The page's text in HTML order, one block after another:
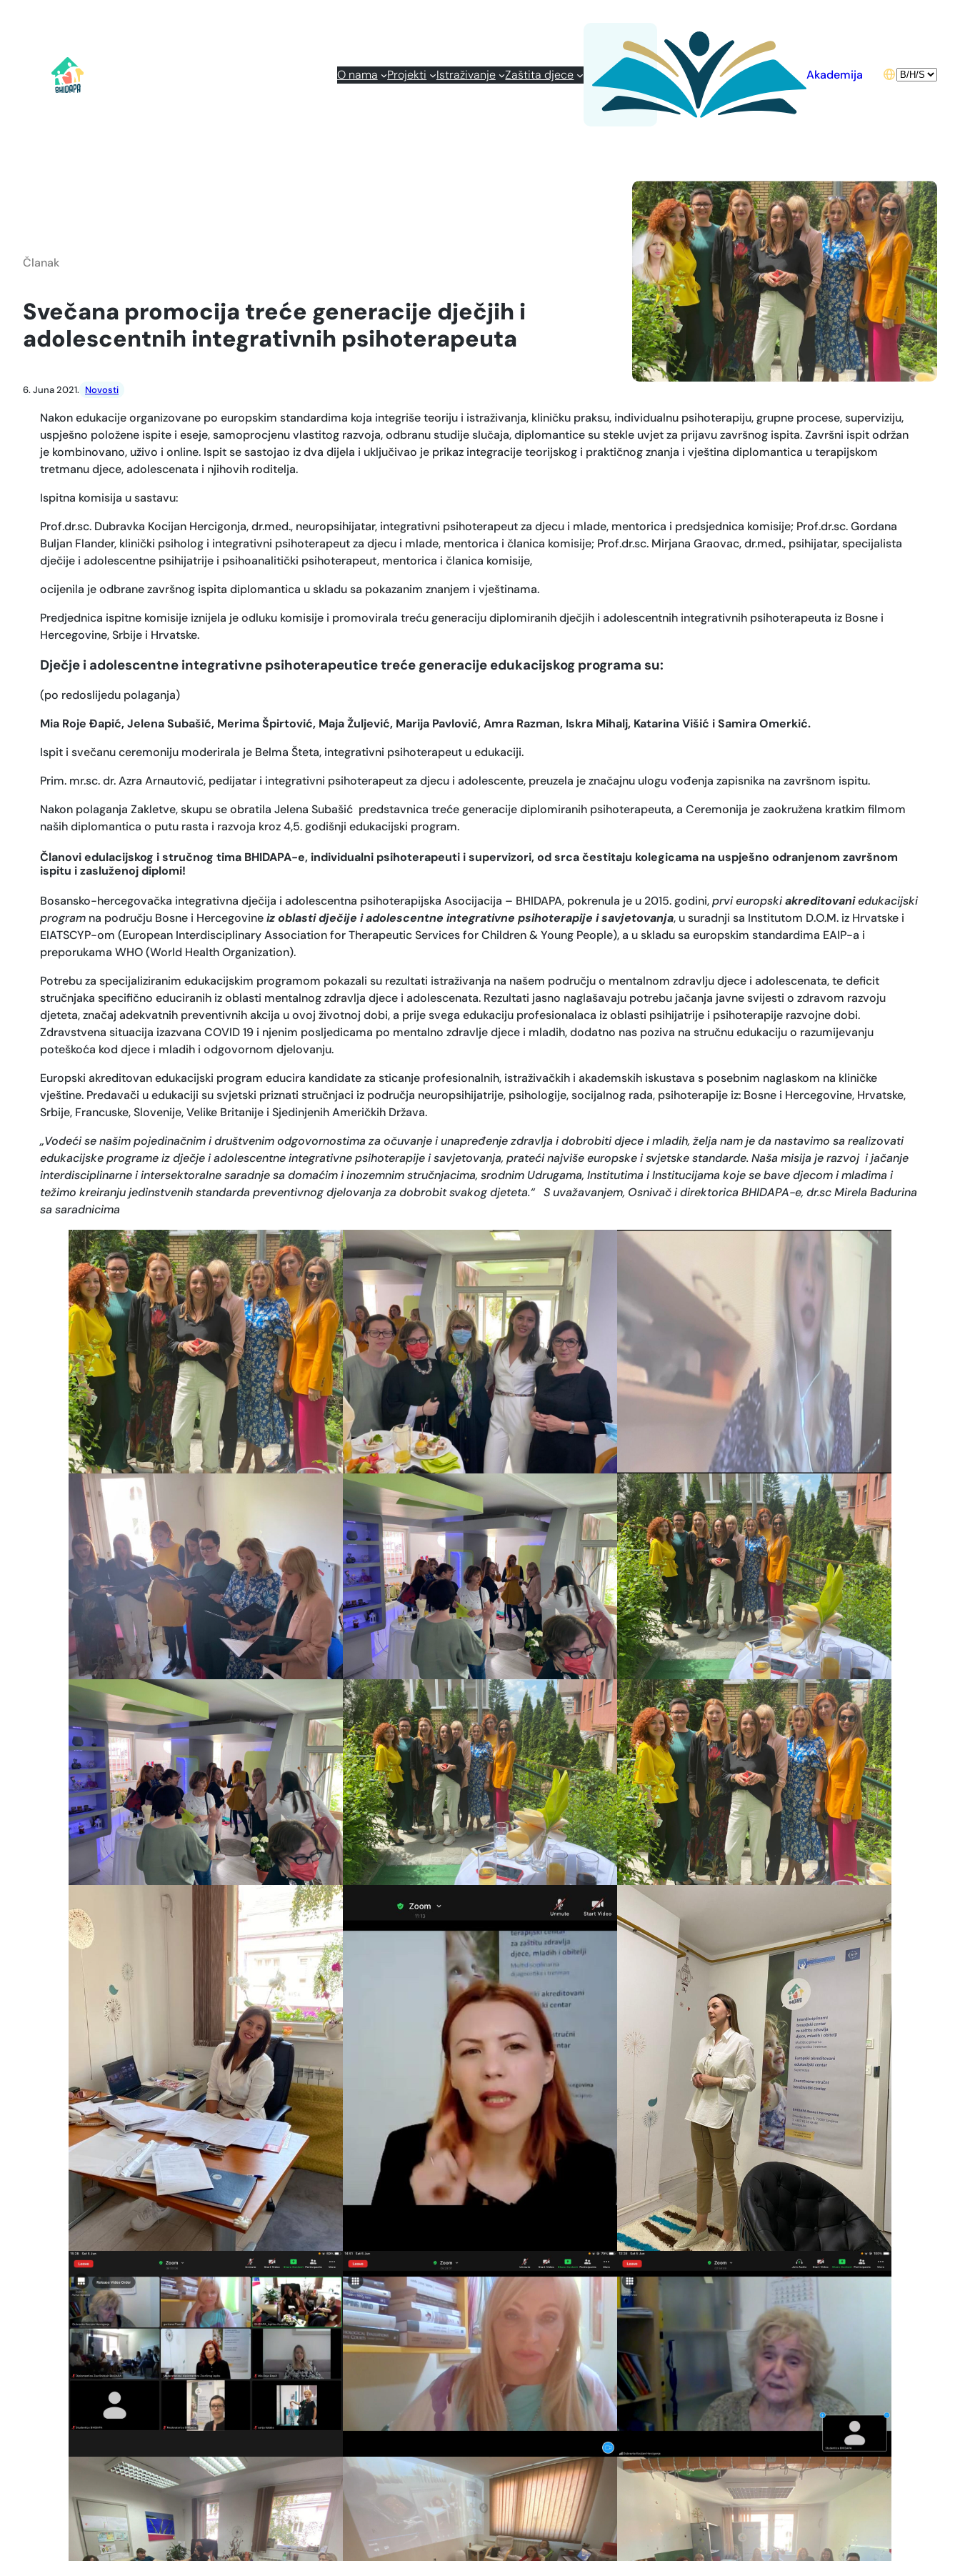
O nama
Projekti Istraživanje Zaštita djece Akademija Choose
a
Članak
Svečana promocija treće generacije dječjih i
adolescentnih integrativnih psihoterapeuta
6. Juna 2021. Novosti
Nakon edukacije organizovane po europskim standardima koja integriše teoriju i istraživanja, kliničku praksu, individualnu psihoterapiju, grupne procese, superviziju,
uspješno položene ispite i eseje, samoprocjenu vlastitog razvoja, odbranu studije slučaja, diplomantice su stekle uvjet za prijavu završnog ispita. Završni ispit održan
je kombinovano, uživo i online. Ispit se sastojao iz dva dijela i uključivao je prikaz integracije teorijskog i praktičnog znanja i vještina diplomantica u terapijskom
tretmanu djece, adolescenata i njihovih roditelja.
Ispitna komisija u sastavu:
Prof.dr.sc. Dubravka Kocijan Hercigonja, dr.med., neuropsihijatar, integrativni psihoterapeut za djecu i mlade, mentorica i predsjednica komisije; Prof.dr.sc. Gordana
Buljan Flander, klinički psiholog i integrativni psihoterapeut za djecu i mlade, mentorica i članica komisije; Prof.dr.sc. Mirjana Graovac, dr.med., psihijatar, specijalista
dječije i adolescentne psihijatrije i psihoanalitički psihoterapeut, mentorica i članica komisije,
ocijenila je odbrane završnog ispita diplomantica u skladu sa pokazanim znanjem i vještinama.
Predjednica ispitne komisije iznijela je odluku komisije i promovirala treću generaciju diplomiranih dječjih i adolescentnih integrativnih psihoterapeuta iz Bosne i
Hercegovine, Srbije i Hrvatske.
Dječje i adolescentne integrativne psihoterapeutice treće generacije edukacijskog programa su:
(po redoslijedu polaganja)
Mia Roje Đapić, Jelena Subašić, Merima Špirtović, Maja Žuljević, Marija Pavlović, Amra Razman, Iskra Mihalj, Katarina Višić i Samira Omerkić.
Ispit i svečanu ceremoniju moderirala je Belma Šteta, integrativni psihoterapeut u edukaciji.
Prim. mr.sc. dr. Azra Arnautović, pedijatar i integrativni psihoterapeut za djecu i adolescente, preuzela je značajnu ulogu vođenja zapisnika na završnom ispitu.
Nakon polaganja Zakletve, skupu se obratila Jelena Subašić predstavnica treće generacije diplomiranih psihoterapeuta, a Ceremonija je zaokružena kratkim filmom
naših diplomantica o putu rasta i razvoja kroz 4,5. godišnji edukacijski program.
Članovi edulacijskog i stručnog tima BHIDAPA-e, individualni psihoterapeuti i supervizori, od srca čestitaju kolegicama na uspješno odranjenom završnom
ispitu i zasluženoj diplomi!
Bosansko-hercegovačka integrativna dječija i adolescentna psihoterapijska Asocijacija – BHIDAPA, pokrenula je u 2015. godini,prvi europskiakreditovaniedukacijski
program na području Bosne i Hercegovineiz oblasti dječije i adolescentne integrativne psihoterapije i savjetovanja, u suradnji sa Institutom D.O.M. iz Hrvatske i
EIATSCYP-om (European Interdisciplinary Association for Therapeutic Services for Children & Young People), a u skladu sa europskim standardima EAIP-a i
preporukama WHO (World Health Organization).
Potrebu za specijaliziranim edukacijskim programom pokazali su rezultati istraživanja na našem području o mentalnom zdravlju djece i adolescenata, te deficit
stručnjaka specifično educiranih iz oblasti mentalnog zdravlja djece i adolescenata. Rezultati jasno naglašavaju potrebu jačanja javne svijesti o zdravom razvoju
djeteta, značaj adekvatnih preventivnih akcija u ovoj životnoj dobi, a prije svega edukaciju profesionalaca iz oblasti psihijatrije i psihoterapije razvojne dobi.
Zdravstvena situacija izazvana COVID 19 i njenim posljedicama po mentalno zdravlje djece i mladih, dodatno nas poziva na stručnu edukaciju o razumijevanju
poteškoća kod djece i mladih i odgovornom djelovanju.
Europski akreditovan edukacijski program educira kandidate za sticanje profesionalnih, istraživačkih i akademskih iskustava s posebnim naglaskom na kliničke
vještine. Predavači u edukaciji su svjetski priznati stručnjaci iz područja neuropsihijatrije, psihologije, socijalnog rada, psihoterapije iz: Bosne i Hercegovine, Hrvatske,
Srbije, Francuske, Slovenije, Velike Britanije i Sjedinjenih Američkih Država.
„Vodeći se našim pojedinačnim i društvenim odgovornostima za očuvanje i unapređenje zdravlja i dobrobiti djece i mladih, želja nam je da nastavimo sa realizovati
edukacijske programe iz dječje i adolescentne integrativne psihoterapije i savjetovanja, prateći najviše europske i svjetske standarde. Naša misija je razvoj i jačanje
interdisciplinarne i intersektoralne saradnje sa domaćim i inozemnim stručnjacima, srodnim Udrugama, Institutima i Institucijama koje se bave djecom i mladima i
težimo kreiranju jedinstvenih standarda preventivnog djelovanja za dobrobit svakog djeteta.“ S uvažavanjem, Osnivač i direktorica BHIDAPA-e, dr.sc Mirela Badurina
sa saradnicima